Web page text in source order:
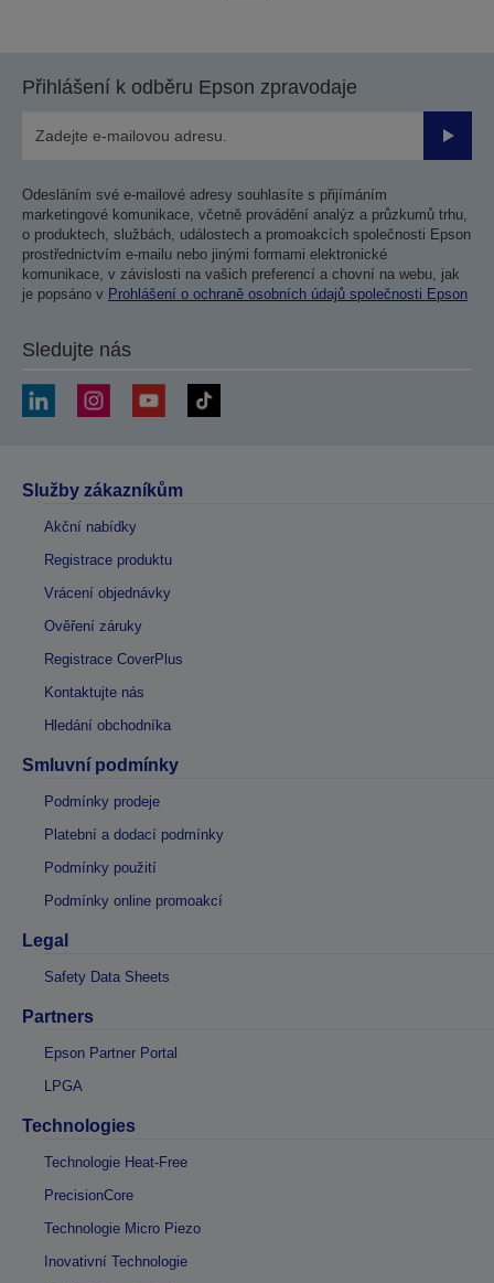
Přihlášení k odběru Epson zpravodaje
Odesláním své e-mailové adresy souhlasíte s přijímáním
marketingové komunikace, včetně provádění analýz a průzkumů trhu,
o produktech, službách, událostech a promoakcích společnosti Epson
prostřednictvím e-mailu nebo jinými formami elektronické
komunikace, v závislosti na vašich preferencí a chovní na webu, jak
je popsáno v Prohlášení o ochraně osobních údajů společnosti Epson
Sledujte nás
Služby zákazníkům
Akční nabídky
Registrace produktu
Vrácení objednávky
Ověření záruky
Registrace CoverPlus
Kontaktujte nás
Hledání obchodníka
Smluvní podmínky
Podmínky prodeje
Platební a dodací podmínky
Podmínky použití
Podmínky online promoakcí
Legal
Safety Data Sheets
Partners
Epson Partner Portal
LPGA
Technologies
Technologie Heat-Free
PrecisionCore
Technologie Micro Piezo
Inovativní Technologie